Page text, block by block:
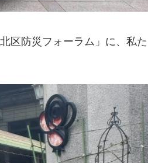
区防災フォーラム」に、私た